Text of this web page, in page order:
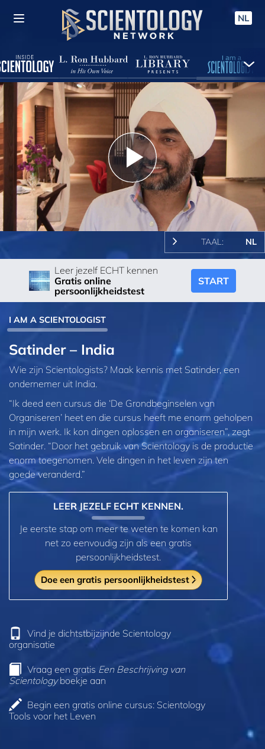
NL
Play
Video
TAAL: NL
Leer jezelf ECHT kennen
Gratis online
persoonlijkheidstest
START
I AM A SCIENTOLOGIST
Satinder – India
Wie zijn Scientologists? Maak kennis met Satinder, een
ondernemer uit India.
“Ik deed een cursus die ‘De Grondbeginselen van
Organiseren’ heet en die cursus heeft me enorm geholpen
in mijn werk. Ik kon dingen oplossen en organiseren”, zegt
Satinder. “Door het gebruik van Scientology is de productie
enorm toegenomen. Vele dingen in het leven zijn ten
goede veranderd.”
LEER JEZELF ECHT KENNEN.
Je eerste stap om meer te weten te komen kan
net zo eenvoudig zijn als een gratis
persoonlijkheidstest.
Doe een gratis persoonlijkheidstest
Vind je dichtstbijzijnde Scientology
organisatie
Vraag een gratis Een Beschrijving van
Scientologyboekje aan
Begin een gratis online cursus: Scientology
Tools voor het Leven